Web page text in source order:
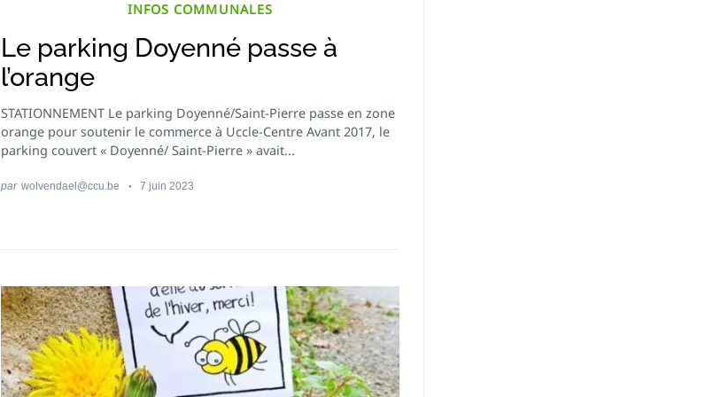
INFOS COMMUNALES
Le parking Doyenné passe à
l’orange
STATIONNEMENT Le parking Doyenné/Saint-Pierre passe en zone
orange pour soutenir le commerce à Uccle-Centre Avant 2017, le
parking couvert « Doyenné/ Saint-Pierre » avait...
par wolvendael@ccu.be 7 juin 2023